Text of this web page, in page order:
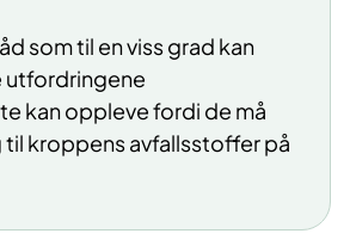
som til en viss grad kan
utfordringene
kan oppleve fordi de må
kroppens avfallsstoffer på